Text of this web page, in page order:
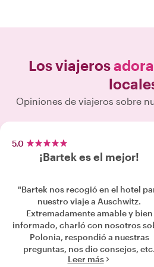
Los viajeros
Opiniones de viajeros sobre
5.0
¡Bartek es el mejor!
"Bartek nos recogió en el hotel
nuestro viaje a Auschwitz.
Extremadamente amable y bien
informado, charló con nosotros
Polonia, respondió a nuestras
preguntas, nos dio consejos, etc.
Había comprado nuestras
Leer más